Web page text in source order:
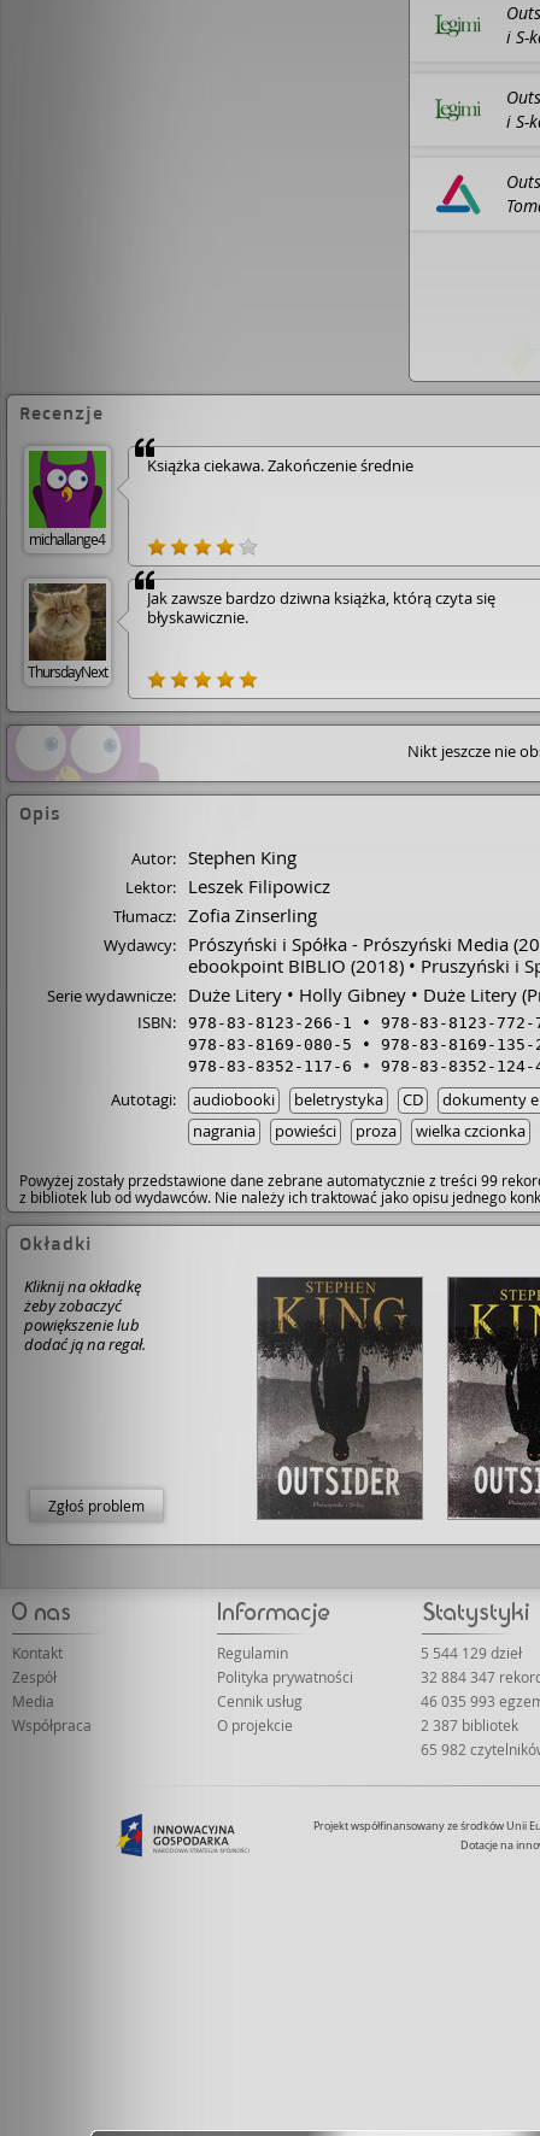
napisał ponad pięćdziesiąt książek i wszystkie
światowych bestsellerów. Znajdują się między
całym świecie można znaleźć ponad 300
z jego nazwiskiem na okładce. Stephen King
i S-
i S-
Recenzje
michallange4
Książka ciekawa. Zakończenie średnie
ThursdayNext
Jak zawsze bardzo dziwna książka, którą czyta się
błyskawicznie.
Nikt jeszcze nie
Opis
Autor: Stephen King
Lektor: Leszek Filipowicz
Tłumacz: Zofia Zinserling
Wydawcy: Prószyński i Spółka - Prószyński Media
ebookpoint BIBLIO (2018) Pruszyński i
Serie wydawnicze: Duże Litery Holly Gibney Duże Litery
ISBN: 978-83-8123-266-1
978-83-8123-772-
978-83-8169-080-5
978-83-8169-135-
978-83-8352-117-6
978-83-8352-124-
Autotagi: audiobooki beletrystyka CD
dokumenty
nagrania
powieści proza wielka czcionka
Powyżej zostały przedstawione dane zebrane automatycznie z treści 99
z bibliotek lub od wydawców. Nie należy ich traktować jako opisu jednego
Okładki
Kliknij na okładkę
żeby zobaczyć
powiększenie lub
dodać ją na regał.
Zgłoś problem
Kontakt
Zespół
Media
Współpraca
Regulamin
Polityka prywatności
Cennik usług
O projekcie
5 544 129 dzieł
32 884 347
46 035 993
2 387 bibliotek
65 982
Projekt współfinansowany ze środków Unii
Dotacje na